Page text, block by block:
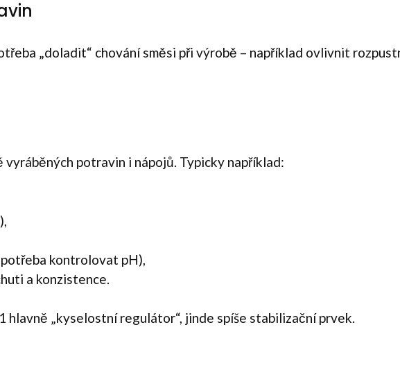
„doladit“ chování směsi při výrobě – například ovlivnit
potravin i nápojů. Typicky například:
kontrolovat pH),
a konzistence.
„kyselostní regulátor“, jinde spíše stabilizační prvek.